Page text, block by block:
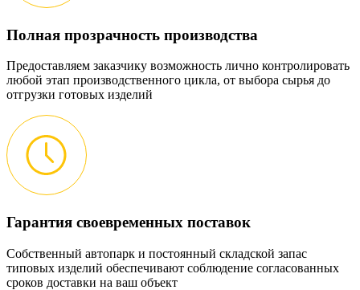
Полная прозрачность производства
Предоставляем заказчику возможность лично контролировать
любой этап производственного цикла, от выбора сырья до
отгрузки готовых изделий
Гарантия своевременных поставок
Собственный автопарк и постоянный складской запас
типовых изделий обеспечивают соблюдение согласованных
сроков доставки на ваш объект